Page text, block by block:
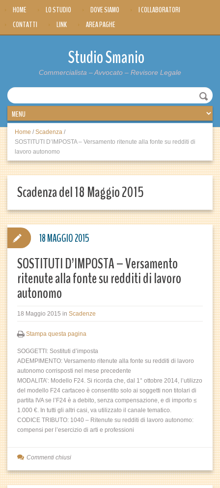
HOME LO STUDIO DOVE SIAMO
I COLLABORATORI
CONTATTI
LINK AREA PAGHE
Studio Smanio
Commercialista – Avvocato – Revisore Legale
Home / Scadenza /
SOSTITUTI D’IMPOSTA – Versamento ritenute alla fonte su redditi di
lavoro autonomo
Scadenza del 18 Maggio 2015
SOSTITUTI D’IMPOSTA – Versamento
ritenute alla fonte su redditi di lavoro
autonomo
18 Maggio 2015 in Scadenze
Stampa questa pagina
SOGGETTI: Sostituti d’imposta
ADEMPIMENTO: Versamento ritenute alla fonte su redditi di lavoro
autonomo corrisposti nel mese precedente
MODALITA’: Modello F24. Si ricorda che, dal 1° ottobre 2014, l’utilizzo
del modello F24 cartaceo è consentito solo ai soggetti non titolari di
partita IVA se l’F24 è a debito, senza compensazione, e di importo ≤
1.000 €. In tutti gli altri casi, va utilizzato il canale tematico.
CODICE TRIBUTO: 1040 – Ritenute su redditi di lavoro autonomo:
compensi per l’esercizio di arti e professioni
18 MAGGIO 2015
Commenti chiusi